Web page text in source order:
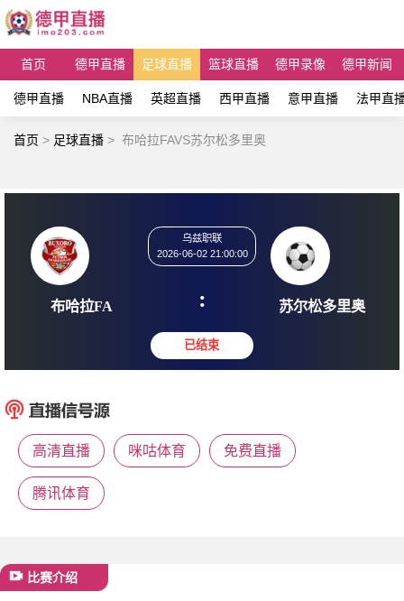
首页 德甲直播 足球直播 篮球直播 德甲录像 德甲新闻
德甲直播 NBA直播 英超直播 西甲直播 意甲直播 法甲直
首页 > 足球直播 > 布哈拉FAVS苏尔松多里奥
布哈拉FA
2026-06-02 21:00:00
: 苏尔松
高清直播 咪咕体育 免费直播
腾讯体育
比赛介绍